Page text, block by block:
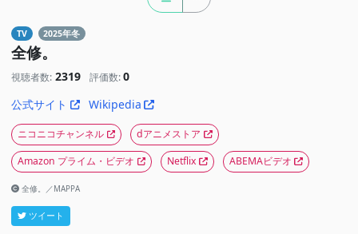
TV 2025年冬
全修。
視聴者数: 2319 評価数: 0
公式サイト
Wikipedia
ニコニコチャンネル
dアニメストア
Amazon プライム・ビデオ
Netflix ABEMAビデオ
全修。／MAPPA
ツイート